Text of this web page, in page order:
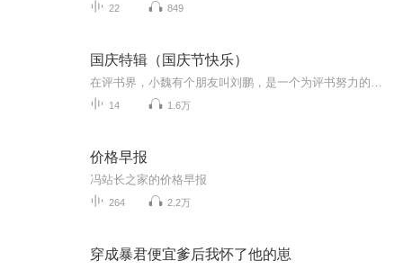
22 849
国庆特辑（国庆节快乐）
14 1.6万
价格早报
冯站长之家的价格早报
264 2.2万
穿成暴君便宜爹后我怀了他的崽